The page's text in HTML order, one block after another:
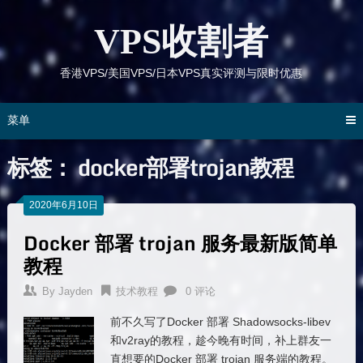
内
容
VPS收割者
香港VPS/美国VPS/日本VPS真实评测与限时优惠
菜单
标签：docker部署trojan教程
2020年6月10日
Docker 部署 trojan 服务最新版简单
教程
By Jayden 技术教程 0 评论
前不久写了Docker 部署 Shadowsocks-libev
和v2ray的教程，趁今晚有时间，补上群友一
直想要的Docker 部署 trojan 服务端的教程。